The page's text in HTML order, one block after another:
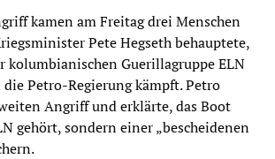
kamen am Freitag drei Menschen
Pete Hegseth behauptete,
kolumbianischen Guerillagruppe ELN
die Petro-Regierung kämpft. Petro
Angriff und erklärte, das Boot
gehört, sondern einer „bescheidenen